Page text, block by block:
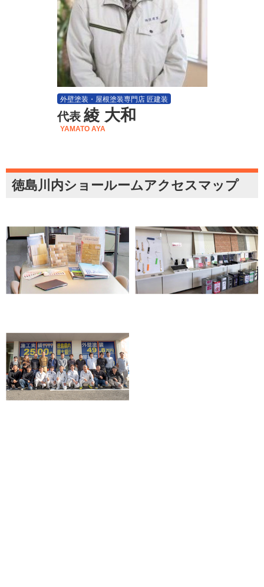
外壁塗装・屋根塗装専門店 匠建装
代表 綾 大和
YAMATO AYA
徳島川内ショールームアクセスマップ